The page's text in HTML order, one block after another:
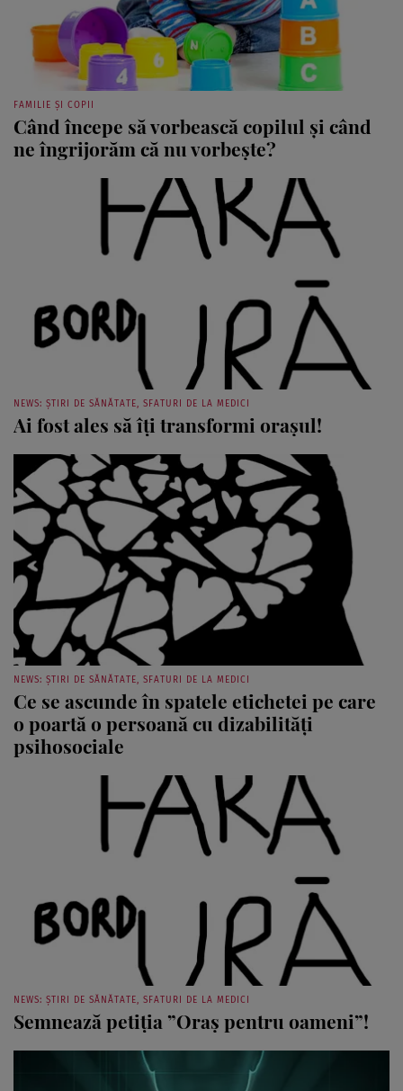
FAMILIE ȘI COPII
Când începe să vorbească copilul şi când
ne îngrijorăm că nu vorbeşte?
NEWS: ȘTIRI DE SĂNĂTATE, SFATURI DE LA MEDICI
Ai fost ales să îţi transformi oraşul!
NEWS: ȘTIRI DE SĂNĂTATE, SFATURI DE LA MEDICI
Ce se ascunde în spatele etichetei pe care
o poartă o persoană cu dizabilităţi
psihosociale
NEWS: ȘTIRI DE SĂNĂTATE, SFATURI DE LA MEDICI
Semnează petiţia ”Oraş pentru oameni”!